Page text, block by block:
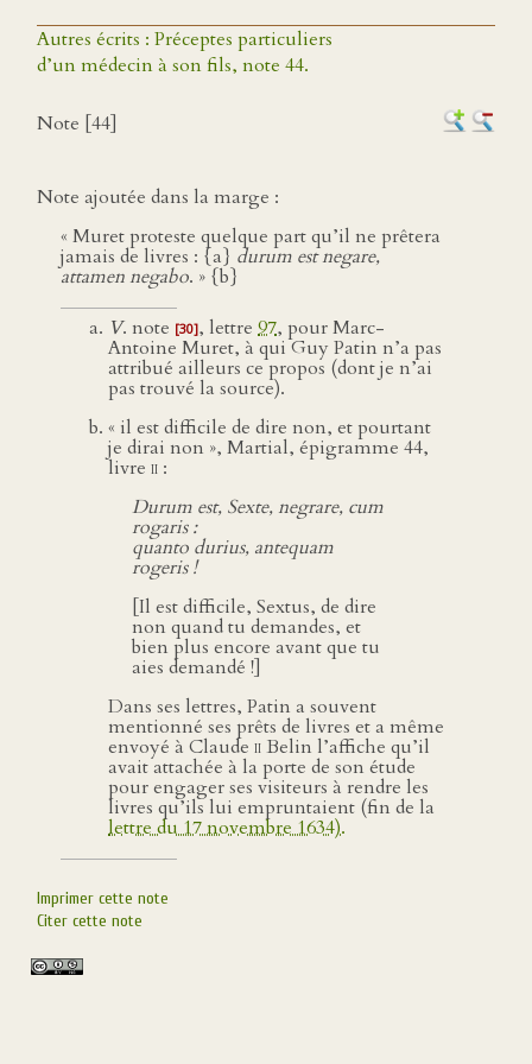
Autres écrits : Préceptes particuliers
d’un médecin à son fils, note 44.
Note [44]
Note ajoutée dans la marge :
« Muret proteste quelque part qu’il ne prêtera
jamais de livres : {a} durum est negare,
attamen negabo. » {b}
V. note [30], lettre 97, pour Marc-
Antoine Muret, à qui Guy Patin n’a pas
attribué ailleurs ce propos (dont je n’ai
pas trouvé la source).
« il est difficile de dire non, et pourtant
je dirai non », Martial, épigramme 44,
livre ii :
Durum est, Sexte, negrare, cum
rogaris :
quanto durius, antequam
rogeris !
[Il est difficile, Sextus, de dire
non quand tu demandes, et
bien plus encore avant que tu
aies demandé !]
Dans ses lettres, Patin a souvent
mentionné ses prêts de livres et a même
envoyé à Claude iiBelin l’affiche qu’il
avait attachée à la porte de son étude
pour engager ses visiteurs à rendre les
livres qu’ils lui empruntaient (fin de la
lettre du 17 novembre 1634).
Imprimer cette note
Citer cette note